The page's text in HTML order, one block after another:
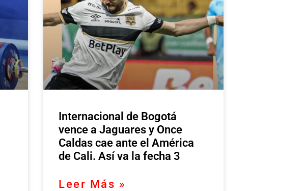
Internacional de Bogotá
vence a Jaguares y Once
Caldas cae ante el América
de Cali. Así va la fecha 3
Leer Más »